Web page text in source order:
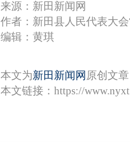
来源：新田新闻网
作者：新田县人民代表大
编辑：黄琪
本文为新田新闻网 原创文
本文链接： https://